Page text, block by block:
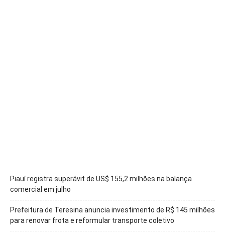
Piauí registra superávit de US$ 155,2 milhões na balança
comercial em julho
Prefeitura de Teresina anuncia investimento de R$ 145 milhões
para renovar frota e reformular transporte coletivo